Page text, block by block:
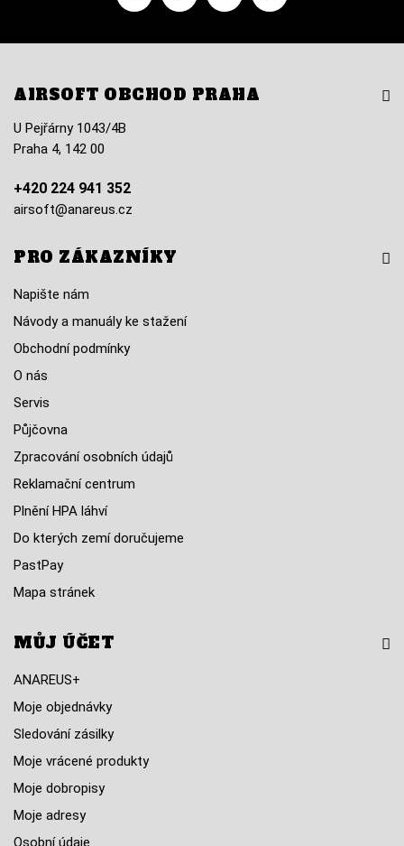
AIRSOFT OBCHOD PRAHA
U Pejřárny 1043/4B
Praha 4, 142 00
+420 224 941 352
airsoft@anareus.cz
PRO ZÁKAZNÍKY
Napište nám
Návody a manuály ke stažení
Obchodní podmínky
O nás
Servis
Půjčovna
Zpracování osobních údajů
Reklamační centrum
Plnění HPA láhví
Do kterých zemí doručujeme
PastPay
Mapa stránek
MŮJ ÚČET
ANAREUS+
Moje objednávky
Sledování zásilky
Moje vrácené produkty
Moje dobropisy
Moje adresy
Osobní údaje